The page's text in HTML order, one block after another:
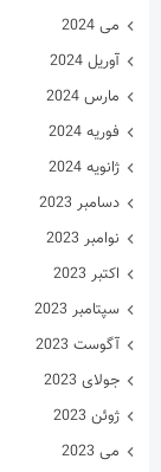
می 2024
آوریل 2024
مارس 2024
فوریه 2024
ژانویه 2024
دسامبر 2023
نوامبر 2023
اکتبر 2023
سپتامبر 2023
آگوست 2023
جولای 2023
ژوئن 2023
می 2023